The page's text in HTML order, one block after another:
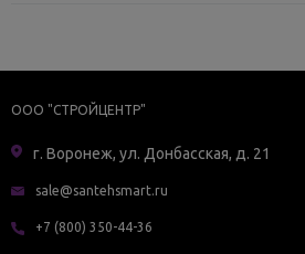
ООО "СТРОЙЦЕНТР"
г. Воронеж, ул. Донбасская, д. 21
sale@santehsmart.ru
+7 (800) 350-44-36